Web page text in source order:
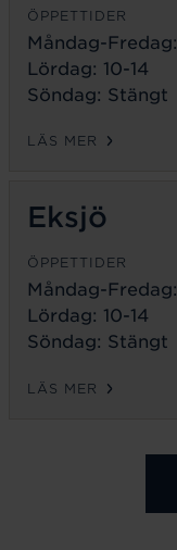
ÖPPETTIDER
Måndag-Fredag:
Lördag: 10-14
Söndag: Stängt
LÄS MER
Eksjö
ÖPPETTIDER
Måndag-Fredag:
Lördag: 10-14
Söndag: Stängt
LÄS MER